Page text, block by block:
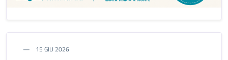
15 GIU 2026